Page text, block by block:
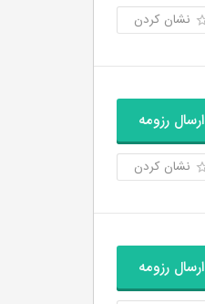
نشان کردن
ارسال رزومه
نشان کردن
ارسال رزومه